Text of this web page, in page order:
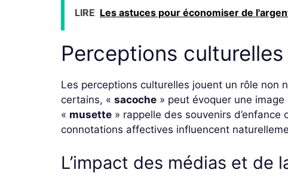
LIRE Les astuces pour économiser de
Perceptions culturelles
Les perceptions culturelles jouent un rôle non
certains, « sacoche » peut évoquer une
« musette » rappelle des souvenirs
connotations affectives influencent
L’impact des médias et de